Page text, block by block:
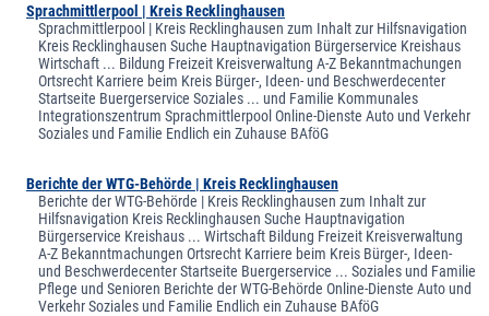
Sprachmittlerpool | Kreis Recklinghausen
Sprachmittlerpool | Kreis Recklinghausen zum Inhalt zur Hilfsnavigation
Kreis Recklinghausen Suche Hauptnavigation Bürgerservice Kreishaus
Wirtschaft ... Bildung Freizeit Kreisverwaltung A-Z Bekanntmachungen
Ortsrecht Karriere beim Kreis Bürger-, Ideen- und Beschwerdecenter
Startseite Buergerservice Soziales ... und Familie Kommunales
Integrationszentrum Sprachmittlerpool Online-Dienste Auto und Verkehr
Soziales und Familie Endlich ein Zuhause BAföG
Berichte der WTG-Behörde | Kreis Recklinghausen
Berichte der WTG-Behörde | Kreis Recklinghausen zum Inhalt zur
Hilfsnavigation Kreis Recklinghausen Suche Hauptnavigation
Bürgerservice Kreishaus ... Wirtschaft Bildung Freizeit Kreisverwaltung
A-Z Bekanntmachungen Ortsrecht Karriere beim Kreis Bürger-, Ideen-
und Beschwerdecenter Startseite Buergerservice ... Soziales und Familie
Pflege und Senioren Berichte der WTG-Behörde Online-Dienste Auto und
Verkehr Soziales und Familie Endlich ein Zuhause BAföG